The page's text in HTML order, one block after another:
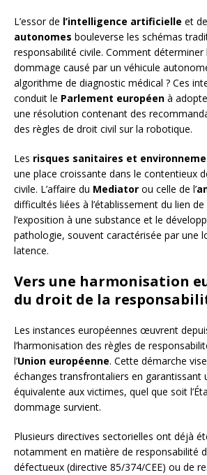
L’essor de l’intelligence artificielle et
autonomes bouleverse les schémas
responsabilité civile. Comment déterminer
dommage causé par un véhicule
algorithme de diagnostic médical ? Ces
conduit le Parlement européen à
une résolution contenant des
des règles de droit civil sur la robotique.
Les risques sanitaires et
une place croissante dans le contentieux
civile. L’affaire du Mediator ou celle de l’
difficultés liées à l’établissement du lien
l’exposition à une substance et le
pathologie, souvent caractérisée par une
latence.
Vers une harmonisation
du droit de la
Les instances européennes œuvrent
l’harmonisation des règles de
l’Union européenne. Cette démarche
échanges transfrontaliers en garantissant
équivalente aux victimes, quel que soit
dommage survient.
Plusieurs directives sectorielles ont déjà
notamment en matière de responsabilité
défectueux (directive 85/374/CEE) ou de